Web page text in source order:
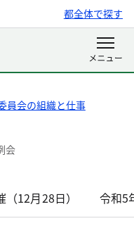
都全体で探す
員会の組織と仕事
会
12月28日） 令和5